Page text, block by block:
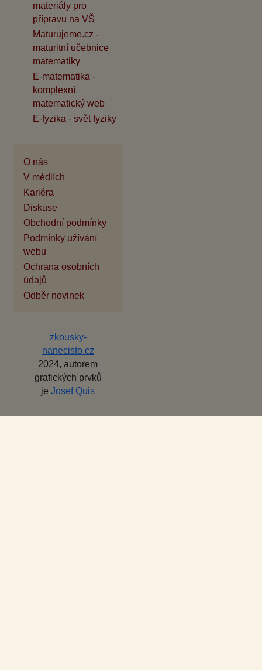
materiály pro
přípravu na VŠ
Maturujeme.cz -
maturitní učebnice
matematiky
E-matematika -
komplexní
matematický web
E-fyzika - svět fyziky
O nás
V médiích
Kariéra
Diskuse
Obchodní podmínky
Podmínky užívání
webu
Ochrana osobních
údajů
Odběr novinek
zkousky-
nanecisto.cz
2024, autorem
grafických prvků
je Josef Quis